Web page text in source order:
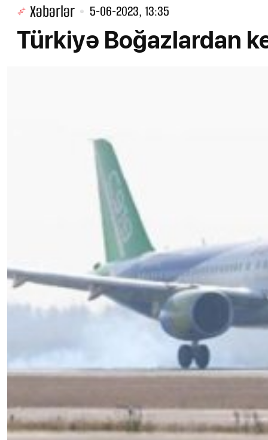
Xəbərlər 5-06-2023, 13:35
Türkiyə Boğazlardan